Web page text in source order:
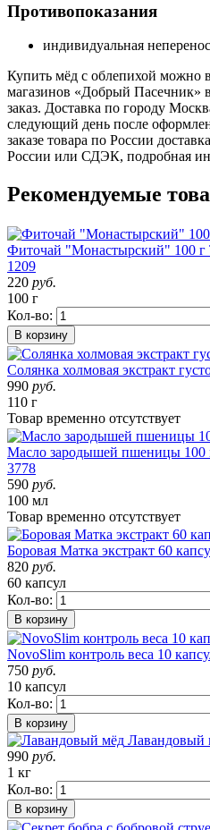
Противопоказания
индивидуальная
Купить мёд с облепихой можно
магазинов «Добрый Пасечник»
заказ. Доставка по городу
следующий день после
заказе товара по России
России или СДЭК, подробная
Рекомендуемые
Фиточай "Монастырский" 100
1209
220 руб.
100 г
Кол-во:
В корзину
Солянка холмовая экстракт
990 руб.
110 г
Товар временно отсутствует
Масло зародышей пшеницы 100
3778
590 руб.
100 мл
Товар временно отсутствует
Боровая Матка экстракт 60
820 руб.
60 капсул
Кол-во:
В корзину
NovoSlim контроль веса 10
750 руб.
10 капсул
Кол-во:
В корзину
Лавандовый
990 руб.
1 кг
Кол-во:
В корзину